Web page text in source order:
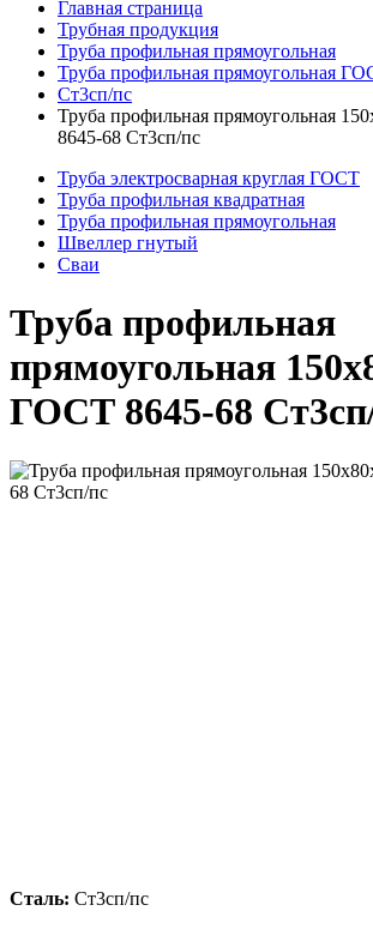
Главная страница
Трубная продукция
Труба профильная прямоугольная
Труба профильная прямоугольная
Ст3сп/пс
Труба профильная прямоугольная
8645-68 Ст3сп/пс
Труба электросварная круглая ГОСТ
Труба профильная квадратная
Труба профильная прямоугольная
Швеллер гнутый
Сваи
Труба профильная
прямоугольная
ГОСТ 8645-68
Сталь: Ст3сп/пс